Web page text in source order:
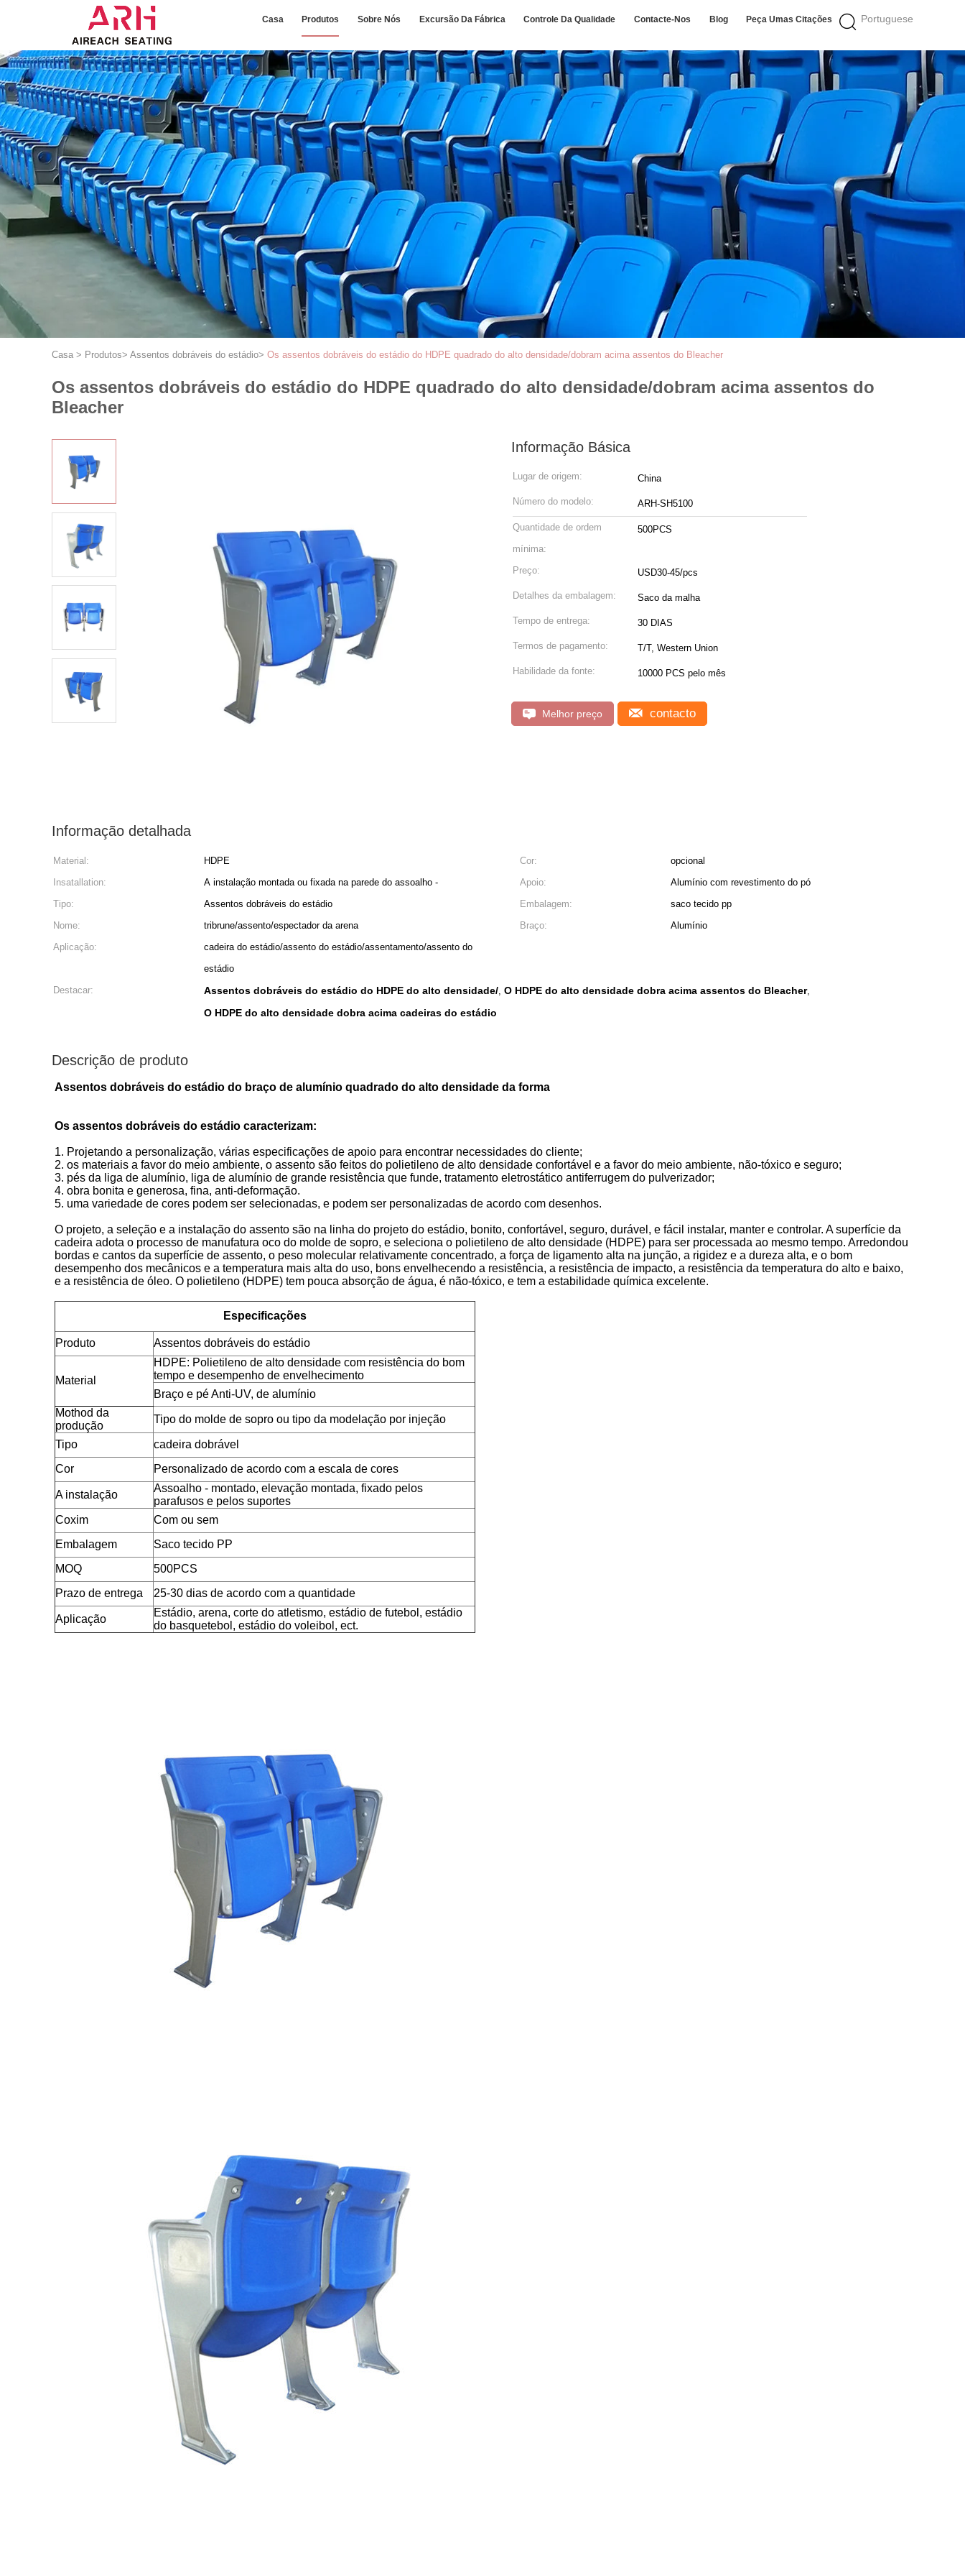
Portuguese
Casa Produtos Sobre Nós Excursão Da Fábrica Controle Da Qualidade Contacte-Nos Blog Peça Umas Citações
Casa > Produtos> Assentos dobráveis do estádio> Os assentos dobráveis do estádio do HDPE quadrado do alto densidade/dobram acima assentos do Bleacher
Os assentos dobráveis do estádio do HDPE quadrado do alto densidade/dobram acima assentos do
Bleacher
Informação Básica
Lugar de origem: China
Número do modelo: ARH-SH5100
Quantidade de ordem
mínima:
500PCS
Preço: USD30-45/pcs
Detalhes da embalagem: Saco da malha
Tempo de entrega: 30 DIAS
Termos de pagamento: T/T, Western Union
Habilidade da fonte: 10000 PCS pelo mês
Melhor preço contacto
Informação detalhada
Material: HDPE Cor:
opcional
Insatallation:
A instalação montada ou fixada na parede do assoalho - Apoio:
Alumínio com revestimento do pó
Tipo:
Assentos dobráveis do estádio Embalagem:
saco tecido pp
Nome:
tribrune/assento/espectador da arena Braço:
Alumínio
Aplicação:
cadeira do estádio/assento do estádio/assentamento/assento do
estádio
Destacar:
Assentos dobráveis do estádio do HDPE do alto densidade/, O HDPE do alto densidade dobra acima assentos do Bleacher,
O HDPE do alto densidade dobra acima cadeiras do estádio
Descrição de produto
Assentos dobráveis do estádio do braço de alumínio quadrado do alto densidade da forma
Os assentos dobráveis do estádio caracterizam:
1. Projetando a personalização, várias especificações de apoio para encontrar necessidades do cliente;
2. os materiais a favor do meio ambiente, o assento são feitos do polietileno de alto densidade confortável e a favor do meio ambiente, não-tóxico e seguro;
3. pés da liga de alumínio, liga de alumínio de grande resistência que funde, tratamento eletrostático antiferrugem do pulverizador;
4. obra bonita e generosa, fina, anti-deformação.
5. uma variedade de cores podem ser selecionadas, e podem ser personalizadas de acordo com desenhos.
O projeto, a seleção e a instalação do assento são na linha do projeto do estádio, bonito, confortável, seguro, durável, e fácil instalar, manter e controlar. A superfície da
cadeira adota o processo de manufatura oco do molde de sopro, e seleciona o polietileno de alto densidade (HDPE) para ser processada ao mesmo tempo. Arredondou
bordas e cantos da superfície de assento, o peso molecular relativamente concentrado, a força de ligamento alta na junção, a rigidez e a dureza alta, e o bom
desempenho dos mecânicos e a temperatura mais alta do uso, bons envelhecendo a resistência, a resistência de impacto, a resistência da temperatura do alto e baixo,
e a resistência de óleo. O polietileno (HDPE) tem pouca absorção de água, é não-tóxico, e tem a estabilidade química excelente.
Especificações
Produto Assentos dobráveis do estádio
Material
HDPE: Polietileno de alto densidade com resistência do bom
tempo e desempenho de envelhecimento
Braço e pé Anti-UV, de alumínio
Mothod da
produção
Tipo do molde de sopro ou tipo da modelação por injeção
Tipo
cadeira dobrável
Cor
Personalizado de acordo com a escala de cores
A instalação
Assoalho - montado, elevação montada, fixado pelos
parafusos e pelos suportes
Coxim
Com ou sem
Embalagem
Saco tecido PP
MOQ
500PCS
Prazo de entrega
25-30 dias de acordo com a quantidade
Aplicação
Estádio, arena, corte do atletismo, estádio de futebol, estádio
do basquetebol, estádio do voleibol, ect.